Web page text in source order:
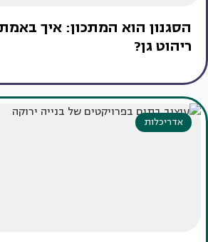
הסגנון הוא המתכון: איך באמת
ריהוט גן?
אדריכלות